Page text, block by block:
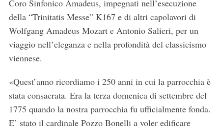
Coro Sinfonico Amadeus, impegnati nell’esecuzione
della “Trinitatis Messe” K167 e di altri capolavori di
Wolfgang Amadeus Mozart e Antonio Salieri, per un
viaggio nell’eleganza e nella profondità del classicismo
viennese.
«Quest’anno ricordiamo i 250 anni in cui la parrocchia è
stata consacrata. Era la terza domenica di settembre del
1775 quando la nostra parrocchia fu ufficialmente fonda.
E’ stato il cardinale Pozzo Bonelli a voler edificare